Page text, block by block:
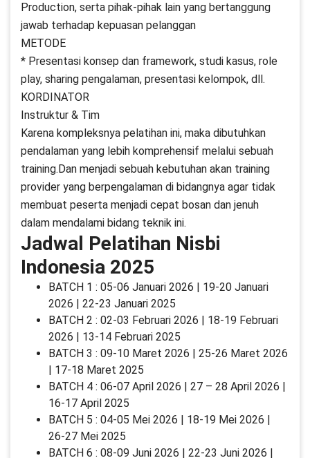
Production, serta pihak-pihak lain yang bertanggung
jawab terhadap kepuasan pelanggan
METODE
* Presentasi konsep dan framework, studi kasus, role
play, sharing pengalaman, presentasi kelompok, dll.
KORDINATOR
Instruktur & Tim
Karena kompleksnya pelatihan ini, maka dibutuhkan
pendalaman yang lebih komprehensif melalui sebuah
training.Dan menjadi sebuah kebutuhan akan training
provider yang berpengalaman di bidangnya agar tidak
membuat peserta menjadi cepat bosan dan jenuh
dalam mendalami bidang teknik ini.
Jadwal Pelatihan Nisbi
Indonesia 2025
BATCH 1 : 05-06 Januari 2026 | 19-20 Januari
2026 | 22-23 Januari 2025
BATCH 2 : 02-03 Februari 2026 | 18-19 Februari
2026 | 13-14 Februari 2025
BATCH 3 : 09-10 Maret 2026 | 25-26 Maret 2026
| 17-18 Maret 2025
BATCH 4 : 06-07 April 2026 | 27 – 28 April 2026 |
16-17 April 2025
BATCH 5 : 04-05 Mei 2026 | 18-19 Mei 2026 |
26-27 Mei 2025
BATCH 6 : 08-09 Juni 2026 | 22-23 Juni 2026 |